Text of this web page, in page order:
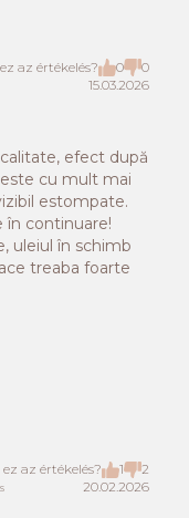
az értékelés? 0 0
15.03.2026
efect după
cu mult mai
estompate.
în continuare!
uleiul în schimb
treaba foarte
az értékelés? 1 2
20.02.2026